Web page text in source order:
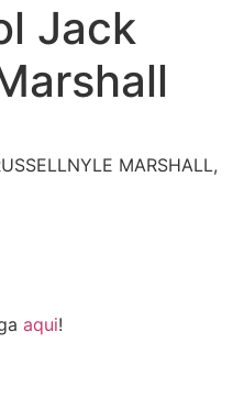
Jack
MARSHALL,
aqui!